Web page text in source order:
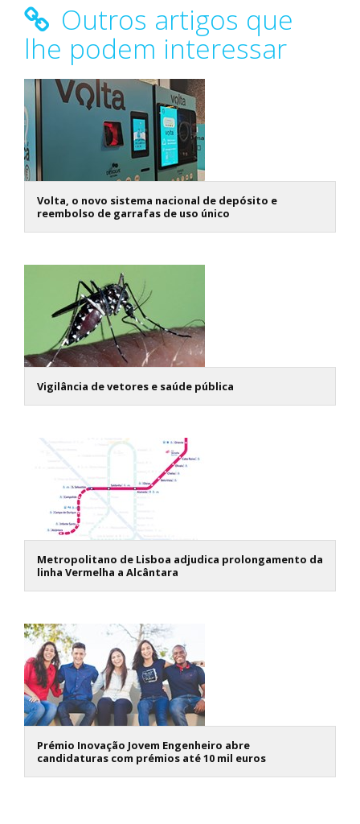
Outros artigos que
lhe podem interessar
Volta, o novo sistema nacional de depósito e
reembolso de garrafas de uso único
Vigilância de vetores e saúde pública
Metropolitano de Lisboa adjudica prolongamento da
linha Vermelha a Alcântara
Prémio Inovação Jovem Engenheiro abre
candidaturas com prémios até 10 mil euros